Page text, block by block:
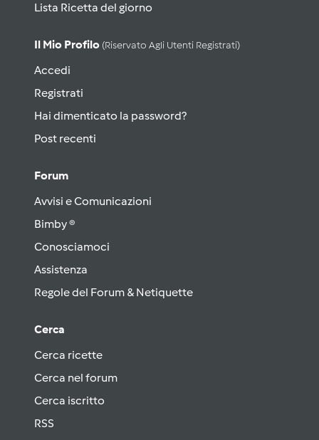
Lista Ricetta del giorno
Il Mio Profilo (riservato Agli Utenti Registrati)
Accedi
Registrati
Hai dimenticato la password?
Post recenti
Forum
Avvisi e Comunicazioni
Bimby ®
Conosciamoci
Assistenza
Regole del Forum & Netiquette
Cerca
Cerca ricette
Cerca nel forum
Cerca iscritto
RSS